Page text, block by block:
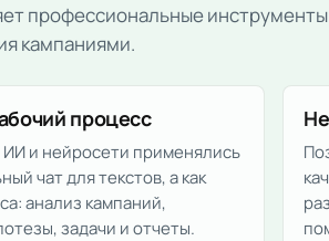
профессиональные инструменты
кампаниями.
процесс
и нейросети применялись
чат для текстов, а как
анализ кампаний,
задачи и отчеты.